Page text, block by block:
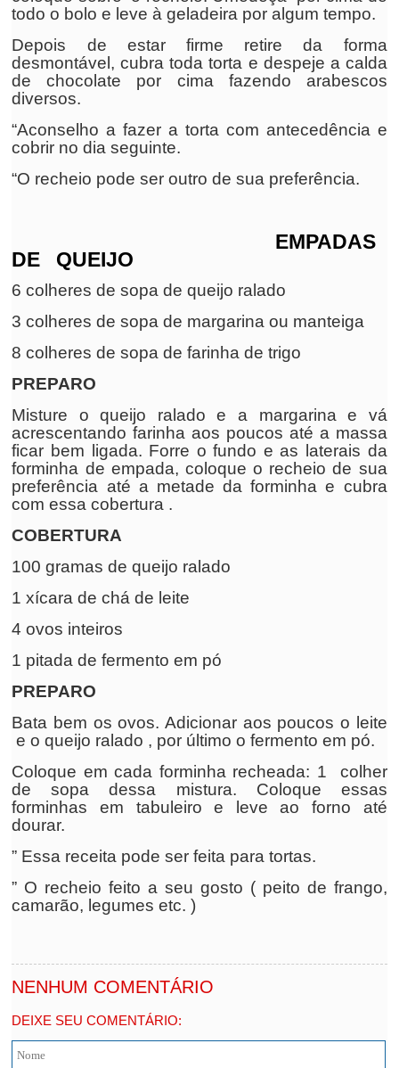
todo o bolo e leve à geladeira por algum tempo.
Depois de estar firme retire da forma
desmontável, cubra toda torta e despeje a calda
de chocolate por cima fazendo arabescos
diversos.
“Aconselho a fazer a torta com antecedência e
cobrir no dia seguinte.
“O recheio pode ser outro de sua preferência.
EMPADAS
DE QUEIJO
6 colheres de sopa de queijo ralado
3 colheres de sopa de margarina ou manteiga
8 colheres de sopa de farinha de trigo
PREPARO
Misture o queijo ralado e a margarina e vá
acrescentando farinha aos poucos até a massa
ficar bem ligada. Forre o fundo e as laterais da
forminha de empada, coloque o recheio de sua
preferência até a metade da forminha e cubra
com essa cobertura .
COBERTURA
100 gramas de queijo ralado
1 xícara de chá de leite
4 ovos inteiros
1 pitada de fermento em pó
PREPARO
Bata bem os ovos. Adicionar aos poucos o leite
e o queijo ralado , por último o fermento em pó.
Coloque em cada forminha recheada: 1 colher
de sopa dessa mistura. Coloque essas
forminhas em tabuleiro e leve ao forno até
dourar.
” Essa receita pode ser feita para tortas.
” O recheio feito a seu gosto ( peito de frango,
camarão, legumes etc. )
NENHUM COMENTÁRIO
DEIXE SEU COMENTÁRIO: